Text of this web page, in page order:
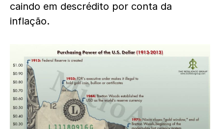
caindo em descrédito por conta da
inflação.